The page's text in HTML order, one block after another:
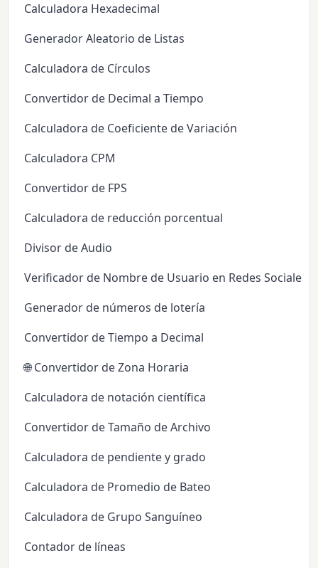
Calculadora Hexadecimal
Generador Aleatorio de Listas
Calculadora de Círculos
Convertidor de Decimal a Tiempo
Calculadora de Coeficiente de Variación
Calculadora CPM
Convertidor de FPS
Calculadora de reducción porcentual
Divisor de Audio
Verificador de Nombre de Usuario en Redes Sociales
Generador de números de lotería
Convertidor de Tiempo a Decimal
🌐 Convertidor de Zona Horaria
Calculadora de notación científica
Convertidor de Tamaño de Archivo
Calculadora de pendiente y grado
Calculadora de Promedio de Bateo
Calculadora de Grupo Sanguíneo
Contador de líneas